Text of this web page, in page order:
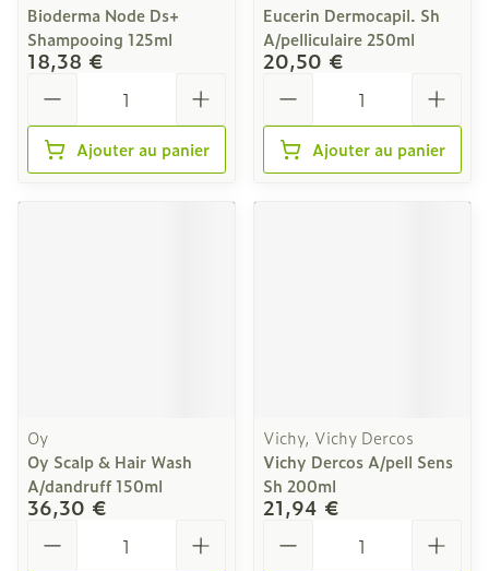
Bioderma Node Ds+
Shampooing 125ml
18,38 €
Ajouter au panier
Eucerin Dermocapil. Sh
A/pelliculaire 250ml
20,50 €
Ajouter au panier
Oy
Oy Scalp & Hair Wash
A/dandruff 150ml
36,30 €
Vichy, Vichy Dercos
Vichy Dercos A/pell Sens
Sh 200ml
21,94 €